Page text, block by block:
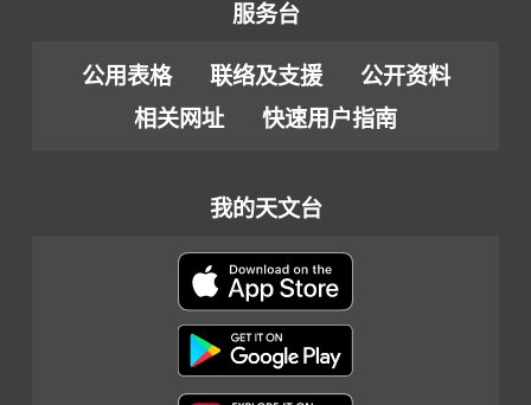
服务台
公用表格 联络及支援
公开资料
相关网址
快速用户指南
我的天文台